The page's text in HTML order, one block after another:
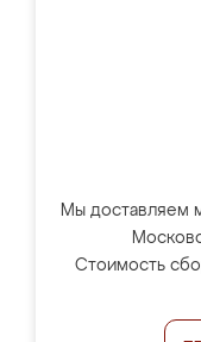
Мы доставляем
Стоимость